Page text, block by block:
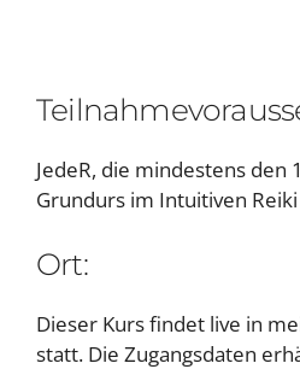
JedeR, die mindestens den
Grundurs im Intuitiven
Ort:
Dieser Kurs findet live in
statt. Die Zugangsdaten